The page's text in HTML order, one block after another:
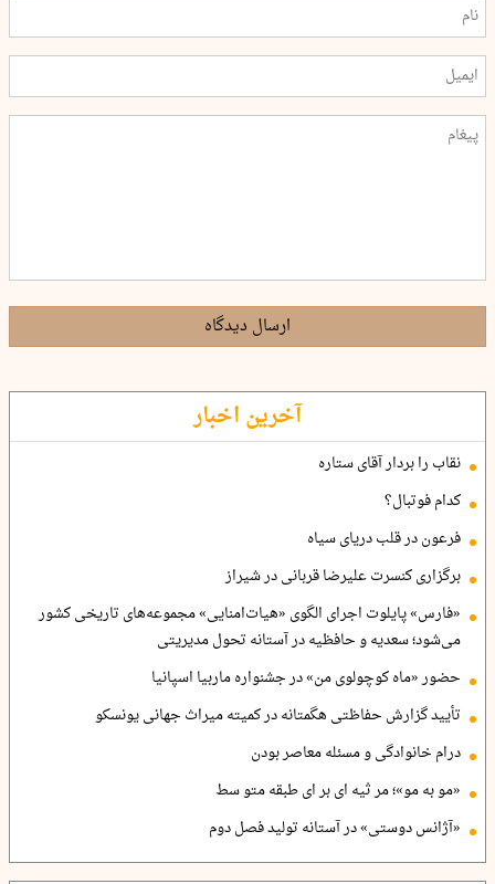
ارسال دیدگاه
آخرین اخبار
نقاب را بردار آقای ستاره
کدام فوتبال؟
فرعون در قلب دریای سیاه
برگزاری کنسرت علیرضا قربانی در شیراز
«فارس» پایلوت اجرای الگوی «هیات‌امنایی» مجموعه‌های تاریخی کشور
می‌شود؛ سعدیه و حافظیه در آستانه تحول مدیریتی
حضور «ماه کوچولوی من» در جشنواره ماربیا اسپانیا
تأیید گزارش حفاظتی هگمتانه در کمیته میراث جهانی یونسکو
درام خانوادگی و مسئله معاصر بودن
«مو به مو»؛ مر ثیه ای بر ای طبقه متو سط
«آژانس دوستی» در آستانه تولید فصل دوم